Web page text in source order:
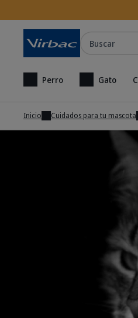
Perro Gato
Inicio Cuidados para tu mascota